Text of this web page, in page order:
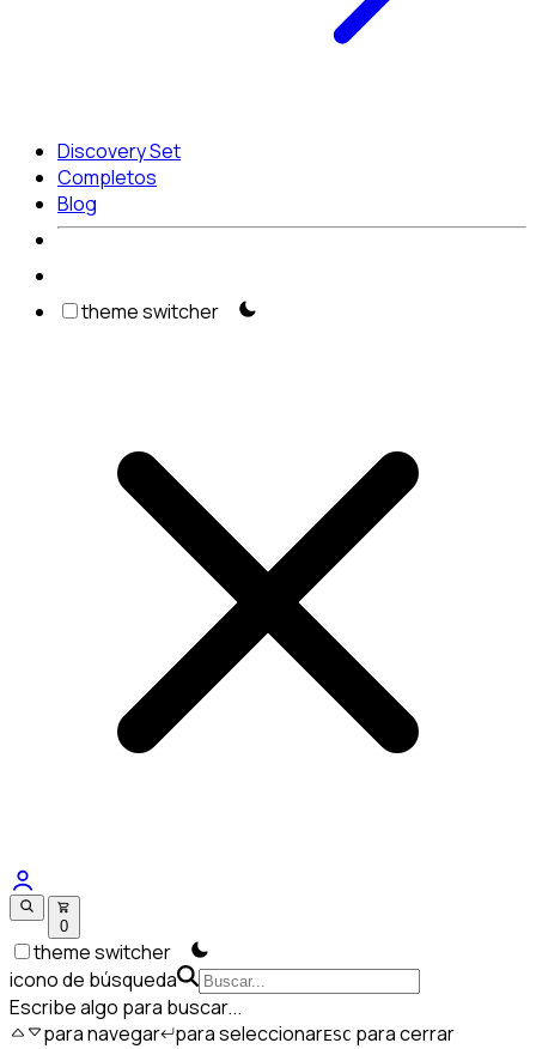
Discovery Set
Completos
Blog
theme switcher
0
theme switcher
icono de búsqueda
Escribe algo para buscar...
para navegar para seleccionarESC para cerrar